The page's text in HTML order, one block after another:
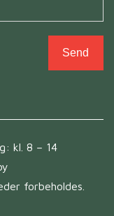
Send
kl. 8 – 14
forbeholdes.